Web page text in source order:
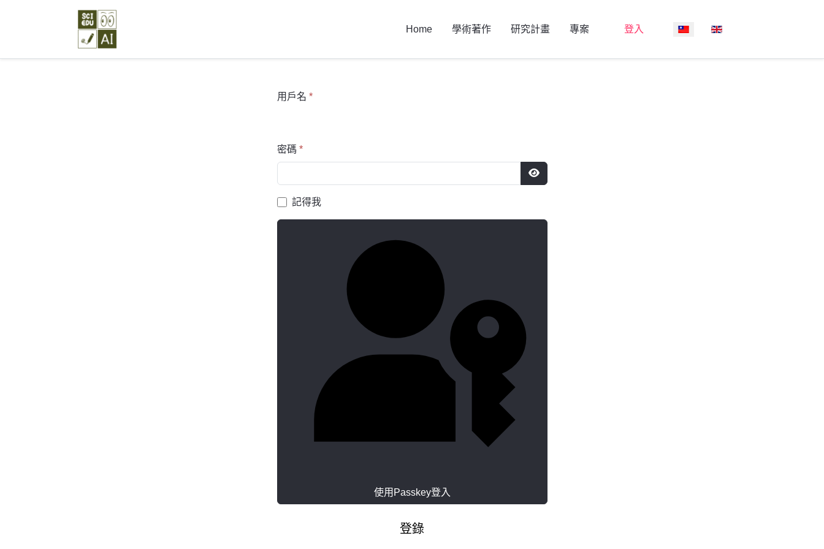
Home 學術著作 研究計畫 專案 登入 選擇你的語言
用戶名 *
密碼 *
顯示密碼
記得我
使用Passkey登入
登錄